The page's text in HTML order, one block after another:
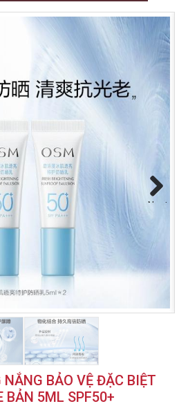
Next
BẢO VỆ ĐẶC BIỆT
BẢN 5ML SPF50+